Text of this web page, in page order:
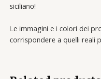
siciliano!
Le immagini e i colori dei
corrispondere a quelli reali